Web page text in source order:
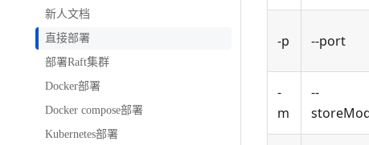
新人文档
直接部署
部署Raft集群
Docker部署
Docker compose部署
Kubernetes部署
-p --port
-
m
--